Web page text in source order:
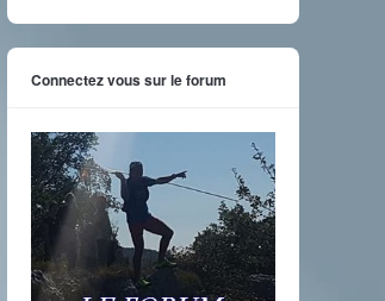
Connectez vous sur le forum